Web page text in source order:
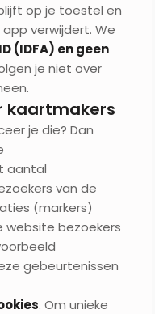
op je toestel en
verwijdert. We
(IDFA) en geen
je niet over
kaartmakers
je die? Dan
aantal
van de
(markers)
website bezoekers
gebeurtenissen
. Om unieke